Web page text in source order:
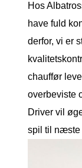
Hos
have fuld
derfor, vi er
chauffør
overbeviste
Driver vil
spil til næste